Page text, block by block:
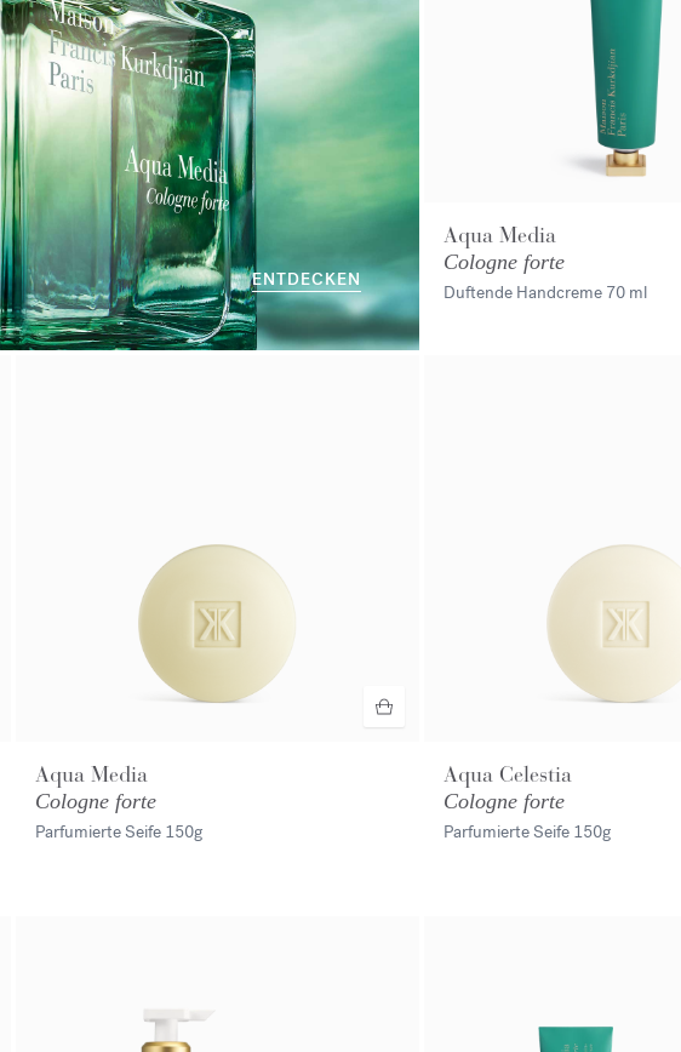
ENTDECKEN
Aqua Media
Cologne forte
Duftende Handcreme 70 ml
Aqua Media
Cologne forte
Parfumierte Seife 150g
Aqua Celestia
Cologne forte
Parfumierte Seife 150g